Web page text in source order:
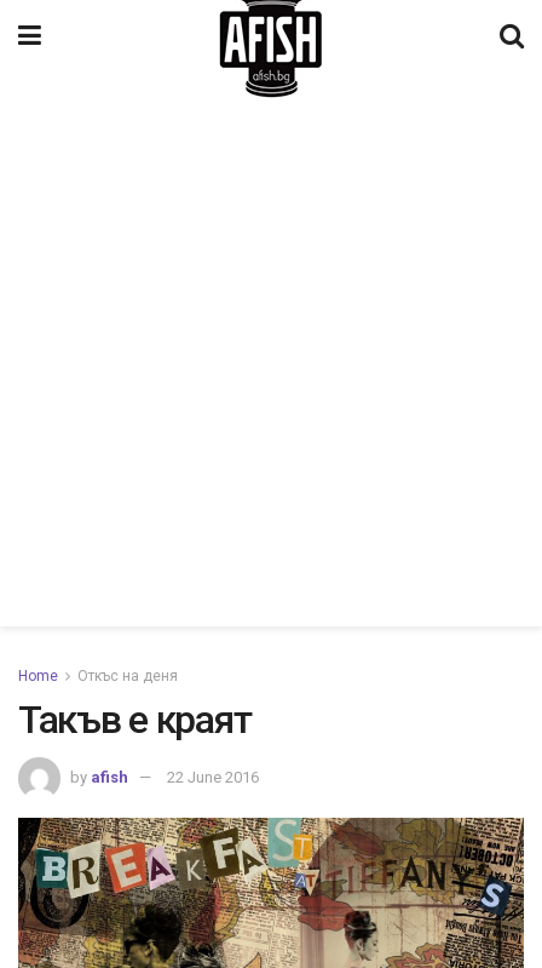
Home Откъс на деня
Такъв е краят
by afish 22 June 2016